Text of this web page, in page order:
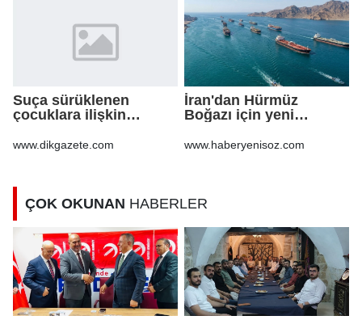
Suça sürüklenen
çocuklara ilişkin
kanun teklifi'nin ilk 2
www.dikgazete.com
İran'dan Hürmüz
Boğazı için yeni
www.haberyenisoz.com
ÇOK OKUNAN HABERLER